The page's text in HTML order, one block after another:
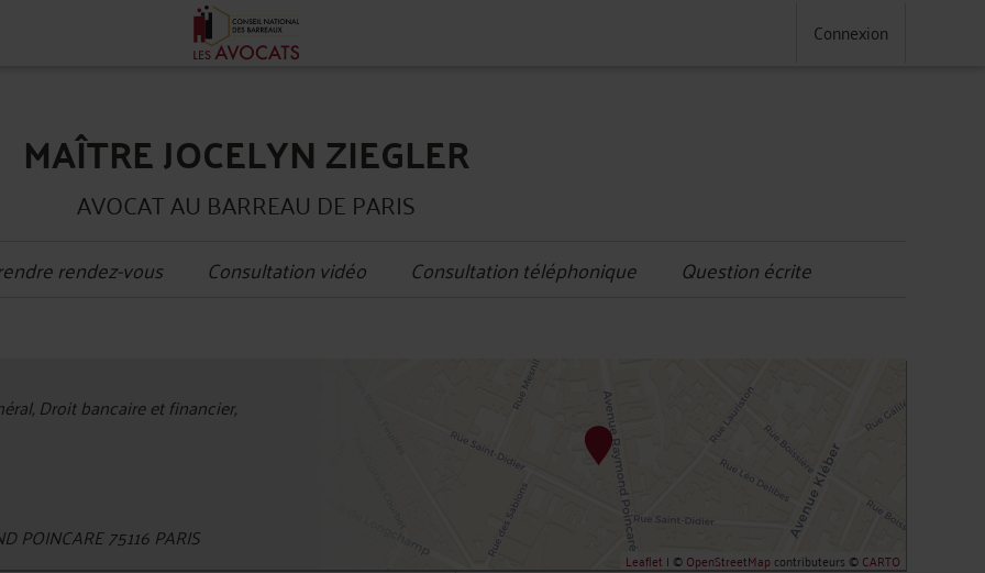
Connexion
MAÎTRE JOCELYN ZIEGLER
AVOCAT AU BARREAU DE PARIS
rendez-vous Consultation vidéo Consultation téléphonique Question écrite
Droit bancaire et financier,
POINCARE 75116 PARIS
Leaflet | ©OpenStreetMapcontributeurs ©CARTO